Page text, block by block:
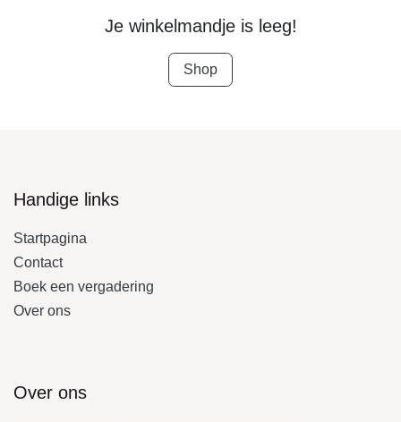
Je winkelmandje is leeg!
Shop
Handige links
Startpagina
Contact
Boek een vergadering
Over ons
Over ons